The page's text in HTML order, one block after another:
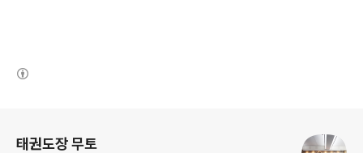
태권도장 무토